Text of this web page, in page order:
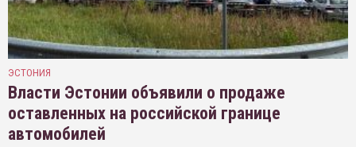
ЭСТОНИЯ
Власти Эстонии объявили о продаже
оставленных на российской границе
автомобилей